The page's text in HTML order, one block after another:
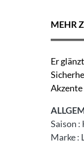
MEHR
Er
Saison :
Marke: